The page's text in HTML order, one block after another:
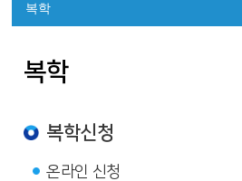
복학
복학
복학신청
온라인 신청